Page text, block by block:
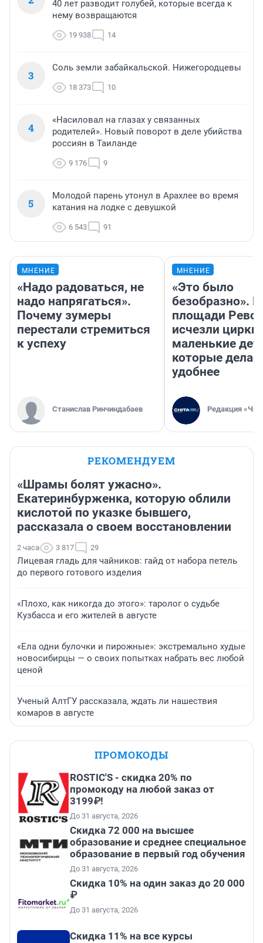
40 лет разводит голубей, которые всегда к
нему возвращаются
19 938 14
3
Соль земли забайкальской. Нижегородцевы
18 373 10
4
«Насиловал на глазах у связанных
родителей». Новый поворот в деле убийства
россиян в Таиланде
9 176 9
5
Молодой парень утонул в Арахлее во время
катания на лодке с девушкой
6 543 91
МНЕНИЕ
«Надо радоваться, не
надо напрягаться».
Почему зумеры
перестали стремиться
к успеху
Станислав Ринчиндабаев
МНЕНИЕ
«Это было
безобразно».
площади
исчезли цирки
маленькие
которые
удобнее
Редакция
РЕКОМЕНДУЕМ
«Шрамы болят ужасно».
Екатеринбурженка, которую облили
кислотой по указке бывшего,
рассказала о своем восстановлении
2 часа 3 817 29
Лицевая гладь для чайников: гайд от набора петель
до первого готового изделия
«Плохо, как никогда до этого»: таролог о судьбе
Кузбасса и его жителей в августе
«Ела одни булочки и пирожные»: экстремально худые
новосибирцы — о своих попытках набрать вес любой
ценой
Ученый АлтГУ рассказала, ждать ли нашествия
комаров в августе
ПРОМОКОДЫ
ROSTIC'S - скидка 20% по
промокоду на любой заказ от
3199₽!
До 31 августа, 2026
Скидка 72 000 на высшее
образование и среднее специальное
образование в первый год обучения
До 31 августа, 2026
Скидка 10% на один заказ до 20 000
₽
До 31 августа, 2026
Скидка 11% на все курсы